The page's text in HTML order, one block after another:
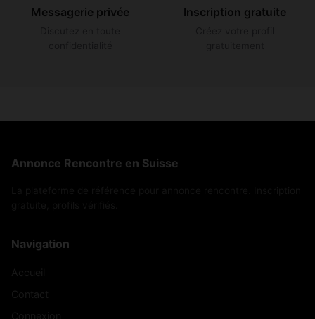
Messagerie privée Inscription gratuite
Annonce Rencontre en Suisse
Navigation